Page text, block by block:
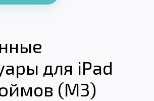
для iPad
(M3)